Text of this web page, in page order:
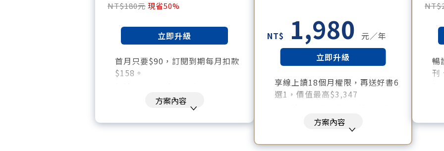
NT$180元現省50%
立即升級
首月只要$90，訂閱到期每月扣款
$158。
刊、特刊。​
每「季」一場訂戶專屬空中沙龍。
每月下載編輯整理精華知識包。
方案內容
NT$ 1,980
元／年
立即升級
享線上讀18個月權限，再送好書6
選1，價值最高$3,347
好書清單：《大腦就是這樣工作
的》、《致富心態》、《高希均
回憶錄》、《激素平衡瘦身
課》、《黃仁勳傳》、《一如既
方案內容
暢
刊
訂